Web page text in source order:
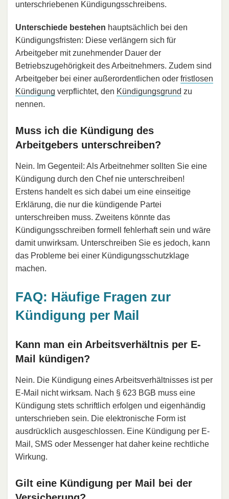
unterschriebenen Kündigungsschreibens.
Unterschiede bestehen hauptsächlich bei den
Kündigungsfristen: Diese verlängern sich für
Arbeitgeber mit zunehmender Dauer der
Betriebszugehörigkeit des Arbeitnehmers. Zudem sind
Arbeitgeber bei einer außerordentlichen oder fristlosen
Kündigung verpflichtet, den Kündigungsgrund zu
nennen.
Muss ich die Kündigung des
Arbeitgebers unterschreiben?
Nein. Im Gegenteil: Als Arbeitnehmer sollten Sie eine
Kündigung durch den Chef nie unterschreiben!
Erstens handelt es sich dabei um eine einseitige
Erklärung, die nur die kündigende Partei
unterschreiben muss. Zweitens könnte das
Kündigungsschreiben formell fehlerhaft sein und wäre
damit unwirksam. Unterschreiben Sie es jedoch, kann
das Probleme bei einer Kündigungsschutzklage
machen.
FAQ: Häufige Fragen zur
Kündigung per Mail
Kann man ein Arbeitsverhältnis per E-
Mail kündigen?
Nein. Die Kündigung eines Arbeitsverhältnisses ist per
E-Mail nicht wirksam. Nach § 623 BGB muss eine
Kündigung stets schriftlich erfolgen und eigenhändig
unterschrieben sein. Die elektronische Form ist
ausdrücklich ausgeschlossen. Eine Kündigung per E-
Mail, SMS oder Messenger hat daher keine rechtliche
Wirkung.
Gilt eine Kündigung per Mail bei der